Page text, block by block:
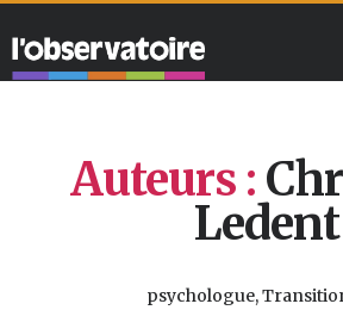
Auteurs :
Ledent
psychologue,